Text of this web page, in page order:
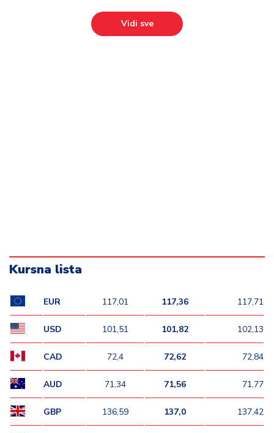
Vidi sve
Kursna lista
EUR 117,01 117,36 117,71
USD 101,51 101,82 102,13
CAD 72,4 72,62 72,84
AUD 71,34 71,56 71,77
GBP 136,59 137,0 137,42